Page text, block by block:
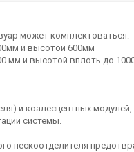
может комплектоваться:
и высотой 600мм
мм и высотой вплоть до
и коалесцентных
системы.
пескоотделителя